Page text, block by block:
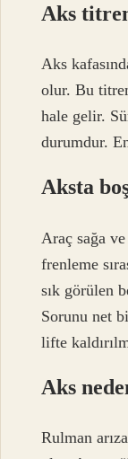
Aks
Aks
olur. Bu
hale gelir.
durumdur.
Aksta
Araç sağa
frenleme
sık görülen
Sorunu net
lifte
Aks
Rulman